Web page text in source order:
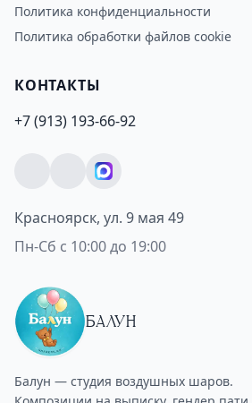
Политика конфиденциальности
Политика обработки файлов cookie
КОНТАКТЫ
+7 (913) 193-66-92
Красноярск, ул. 9 мая 49
Пн-Сб с 10:00 до 19:00
БАЛУН
Балун — студия воздушных шаров.